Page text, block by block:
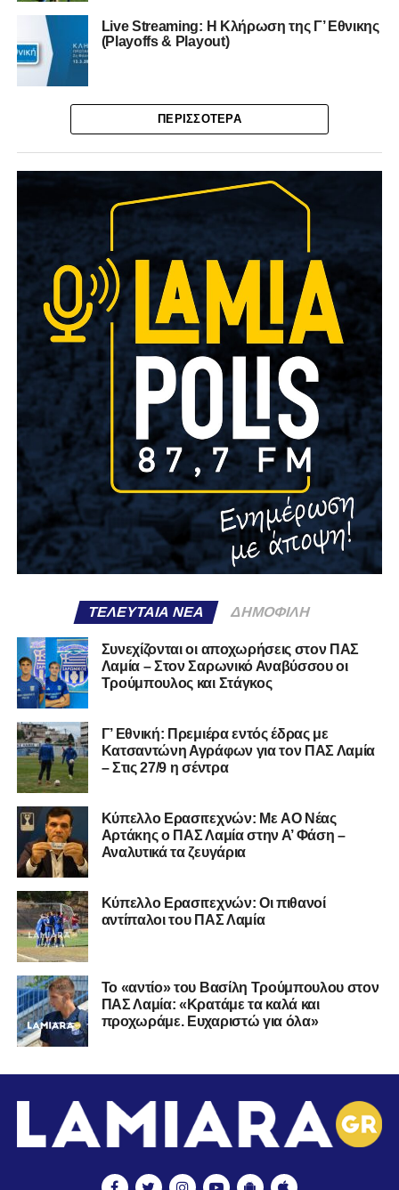
Live Streaming: Η Κλήρωση της Γ’ Εθνικης
(Playoffs & Playout)
ΠΕΡΙΣΣΌΤΕΡΑ
ΤΕΛΕΥΤΑΊΑ ΝΈΑ ΔΗΜΟΦΙΛΉ
Συνεχίζονται οι αποχωρήσεις στον ΠΑΣ
Λαμία – Στον Σαρωνικό Αναβύσσου οι
Τρούμπουλος και Στάγκος
Γ’ Εθνική: Πρεμιέρα εντός έδρας με
Κατσαντώνη Αγράφων για τον ΠΑΣ Λαμία
– Στις 27/9 η σέντρα
Kύπελλο Ερασιτεχνών: Με AO Nέας
Αρτάκης ο ΠΑΣ Λαμία στην Α’ Φάση –
Αναλυτικά τα ζευγάρια
Κύπελλο Ερασιτεχνών: Οι πιθανοί
αντίπαλοι του ΠΑΣ Λαμία
Το «αντίο» του Βασίλη Τρούμπουλου στον
ΠΑΣ Λαμία: «Κρατάμε τα καλά και
προχωράμε. Ευχαριστώ για όλα»